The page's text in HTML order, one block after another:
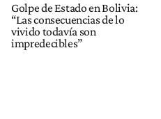
Golpe de Estado en Bolivia:
“Las consecuencias de lo
vivido todavía son
impredecibles”